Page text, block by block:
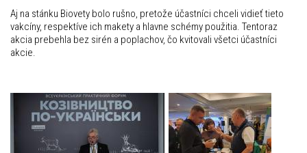
Aj na stánku Biovety bolo rušno, pretože účastníci chceli vidieť tieto
vakcíny, respektíve ich makety a hlavne schémy použitia. Tentoraz
akcia prebehla bez sirén a poplachov, čo kvitovali všetci účastníci
akcie.